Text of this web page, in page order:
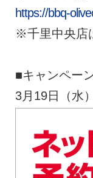
https://bbq-
※千里中央店
■キャンペー
3月19日（水